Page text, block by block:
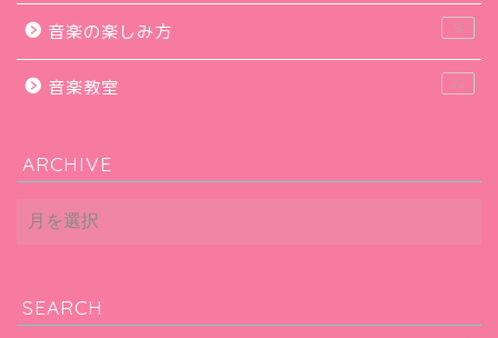
音楽の楽しみ方 9
音楽教室 22
ARCHIVE
ARCHIVE
SEARCH